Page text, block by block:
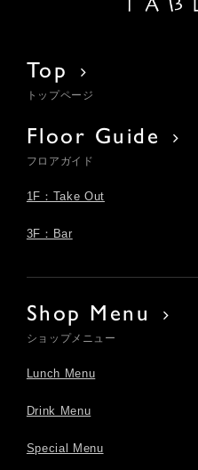
Top
トップページ
Floor Guide
フロアガイド
1F：Take Out
3F：Bar
Shop Menu
ショップメニュー
Lunch Menu
Drink Menu
Special Menu